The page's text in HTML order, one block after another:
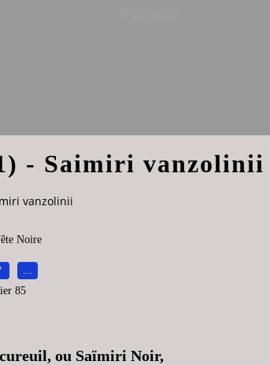
- Saimiri vanzolinii
vanzolinii
Noire
85
ou Saïmiri Noir,